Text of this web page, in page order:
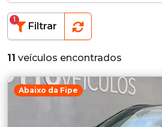
Filtrar
1
11 veículos encontrados
Abaixo da Fipe